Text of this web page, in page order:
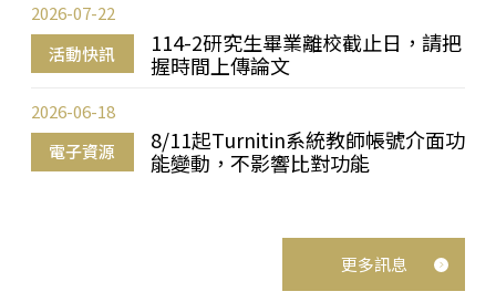
活動快訊
114-2研究生畢業離校截止日，請把
握時間上傳論文
2026-07-22
電子資源
8/11起Turnitin系統教師帳號介面功
能變動，不影響比對功能
2026-06-18
更多訊息